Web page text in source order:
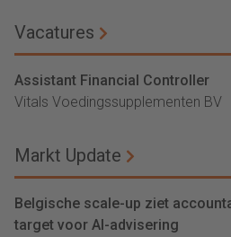
Vacatures
Assistant Financial Controller
Vitals Voedingssupplementen BV
Markt Update
Belgische scale-up ziet
target voor AI-advisering